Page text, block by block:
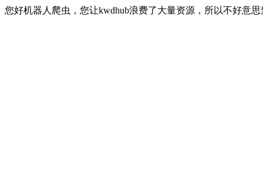
您好机器人爬虫，您让kwdhub浪费了大量资源，所以不好意思